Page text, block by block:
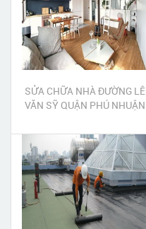
SỬA CHỮA NHÀ ĐƯỜNG LÊ
VĂN SỸ QUẬN PHÚ NHUẬN